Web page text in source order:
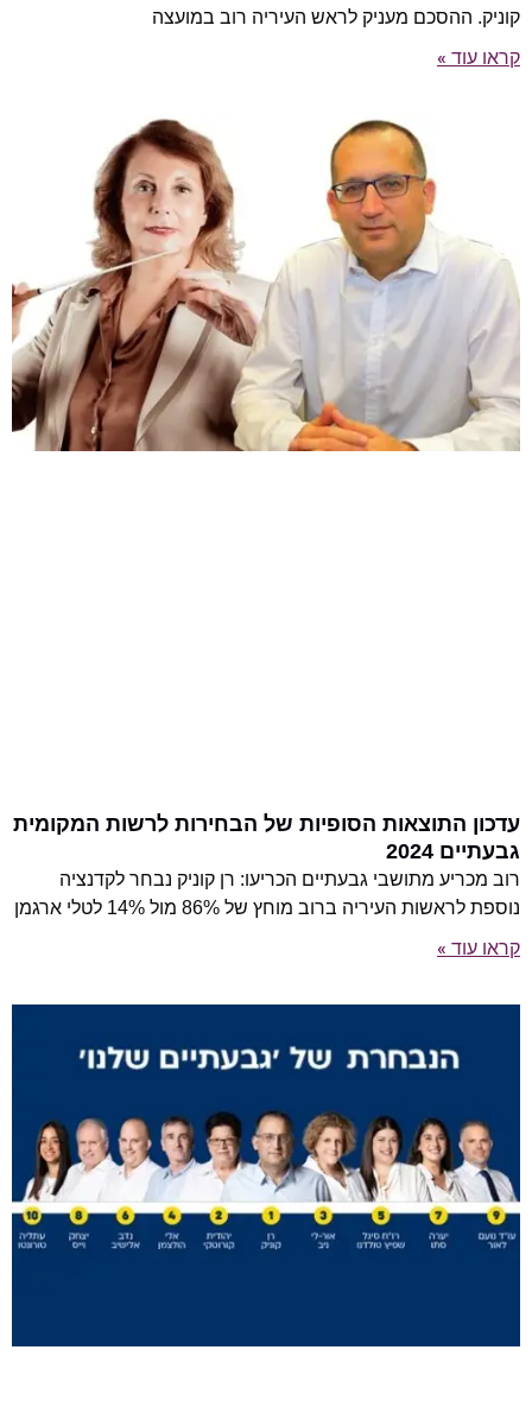
קוניק. ההסכם מעניק לראש העיריה רוב במועצה
קראו עוד »
עדכון התוצאות הסופיות של הבחירות לרשות המקומית
גבעתיים 2024
רוב מכריע מתושבי גבעתיים הכריעו: רן קוניק נבחר לקדנציה
נוספת לראשות העיריה ברוב מוחץ של 86% מול 14% לטלי ארגמן
קראו עוד »